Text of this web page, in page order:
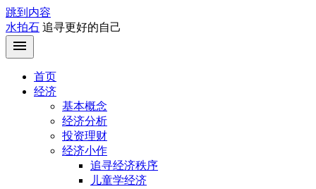
跳到内容
水拍石 追寻更好的自己
首页
经济
基本概念
经济分析
投资理财
经济小作
追寻经济秩序
儿童学经济